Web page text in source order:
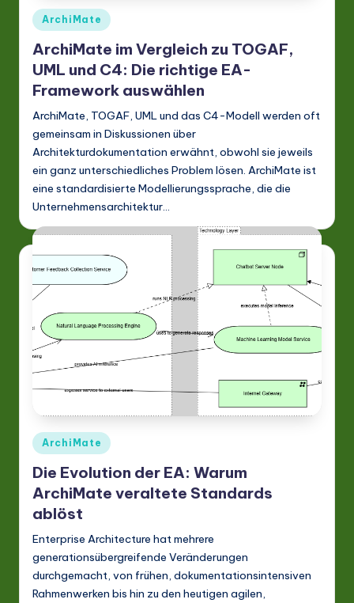
Posted
in
ArchiMate
ArchiMate im Vergleich zu TOGAF,
UML und C4: Die richtige EA-
Framework auswählen
ArchiMate, TOGAF, UML und das C4-Modell werden oft
gemeinsam in Diskussionen über
Architekturdokumentation erwähnt, obwohl sie jeweils
ein ganz unterschiedliches Problem lösen. ArchiMate ist
eine standardisierte Modellierungssprache, die die
Unternehmensarchitektur…
Posted
in
ArchiMate
Die Evolution der EA: Warum
ArchiMate veraltete Standards
ablöst
Enterprise Architecture hat mehrere
generationsübergreifende Veränderungen
durchgemacht, von frühen, dokumentationsintensiven
Rahmenwerken bis hin zu den heutigen agilen,